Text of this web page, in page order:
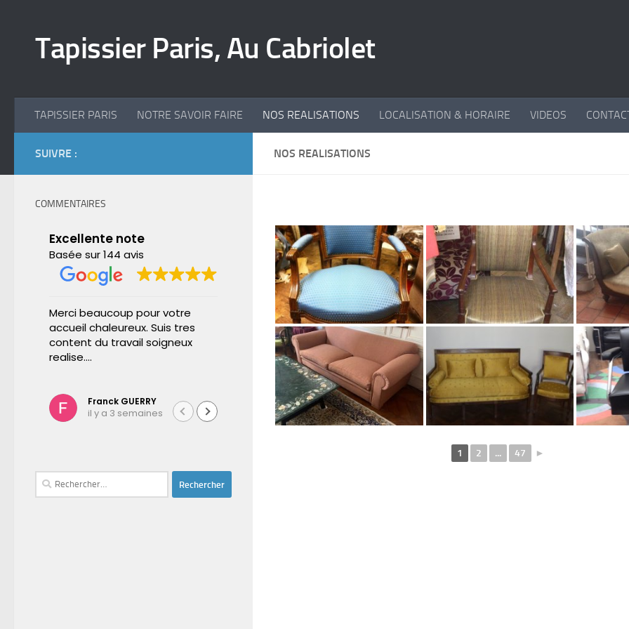
Tapissier Paris, Au Cabriolet
TAPISSIER PARIS NOTRE SAVOIR FAIRE NOS REALISATIONS LOCALISATION & HORAIRE VIDEOS
NOS REALISATIONS
1 2 ... 47 ►
SUIVRE :
COMMENTAIRES
Excellente note
Basée sur 144 avis
Merci beaucoup pour votre
accueil chaleureux. Suis tres
content du travail soigneux
realise....
Franck GUERRY
il y a 3 semaines
Olivier a fait un travail
remarquable. Restauration
magnifique d'un fauteuil. Je
vous le recommande.
Monique Fauconnier
il y a 1 mois
Le travail et le service est
impeccable, le délai a été
respecté et la livraison faite
rapidement avec gentillesse. .
Je recommande fortement
cette adresse. Merci Le
Cabriolet.
Lire la suite
Laure Angrand
Rechercher :